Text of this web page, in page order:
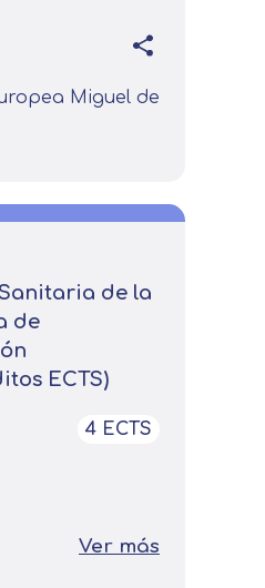
de la
de
ECTS)
4 ECTS
Ver más
el